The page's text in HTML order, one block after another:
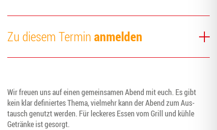
Zu diesem Termin anmelden
Wir freu­en uns auf einen gemein­sa­men Abend mit euch. Es gibt
kein klar defi­nier­tes The­ma, viel­mehr kann der Abend zum Aus­
tausch genutzt wer­den. Für lecke­res Essen vom Grill und küh­le
Geträn­ke ist gesorgt.